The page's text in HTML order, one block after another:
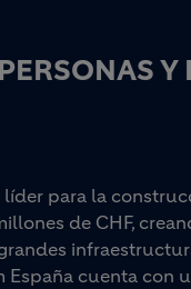
Y
para la
de CHF,
cuenta con